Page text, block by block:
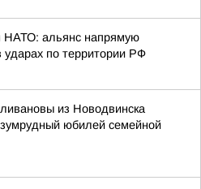
альянс напрямую
ударах по территории РФ
из Новодвинска
юбилей семейной